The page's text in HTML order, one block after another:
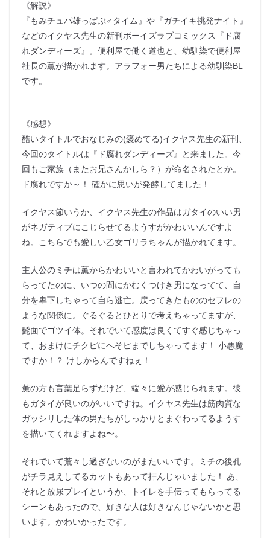
《解説》
『もみチュパ雄っぱぶ♂タイム』や『ガチイキ挑発ナイト』
などのイクヤス先生の新刊ボーイズラブコミックス『ド腐
れダンディーズ』。便利屋で働く道也と、幼馴染で便利屋
社長の薫が描かれます。アラフォー男たちによる幼馴染BL
です。
《感想》
酷いタイトルでおなじみの(褒めてる)イクヤス先生の新刊、
今回のタイトルは『ド腐れダンディーズ』と来ました。今
回もご家族（またお兄さんかしら？）が命名されたとか。
ド腐れですか～！ 確かに思いが発酵してました！
イクヤス節いうか、イクヤス先生の作品はガタイのいい男
がネガティブにこじらせてるようすがかわいいんですよ
ね。こちらでも愛しい乙女ゴリラちゃんが描かれてます。
主人公のミチは薫からかわいいと言われてかわいがっても
らってたのに、いつの間にかむくつけき男になってて、自
分を卑下しちゃって自ら逃亡。戻ってきたもののセフレの
ような関係に。ぐるぐるとひとりで考えちゃってますが、
髭面でゴツイ体。それでいて感度は良くてすぐ感じちゃっ
て、おまけにチクピにへそピまでしちゃってます！ 小悪魔
ですか！？ けしからんですねぇ！
薫の方も言葉足らずだけど、端々に愛が感じられます。彼
もガタイが良いのがいいですね。イクヤス先生は筋肉質な
ガッシリした体の男たちがしっかりとまぐわってるようす
を描いてくれますよね〜。
それでいて荒々し過ぎないのがまたいいです。ミチの後孔
がチラ見えしてるカットもあって拝んじゃいました！ あ、
それと放尿プレイというか、トイレを手伝ってもらってる
シーンもあったので、好きな人は好きなんじゃないかと思
います。かわいかったです。